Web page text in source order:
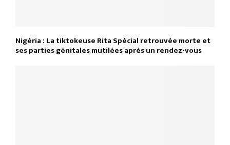
Nigéria : La tiktokeuse Rita Spécial retrouvée morte et
ses parties génitales mutilées après un rendez-vous